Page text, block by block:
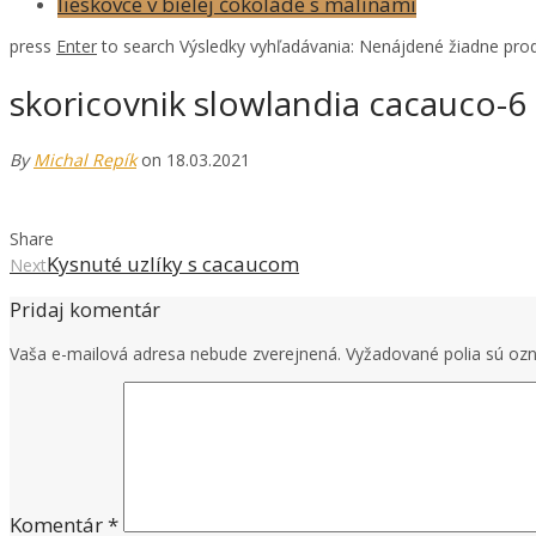
press Enterto search Výsledky vyhľadávania: Nenájdené žiadne
skoricovnik slowlandia cacauco-6
ByMichal Repík on 18.03.2021
Share
NextKysnuté uzlíky s cacaucom
Pridaj komentár
Vaša e-mailová adresa nebude zverejnená. Vyžadované polia sú
Komentár*